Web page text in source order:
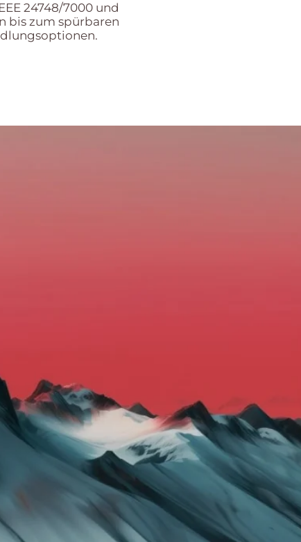
24748/7000 und
bis zum spürbaren